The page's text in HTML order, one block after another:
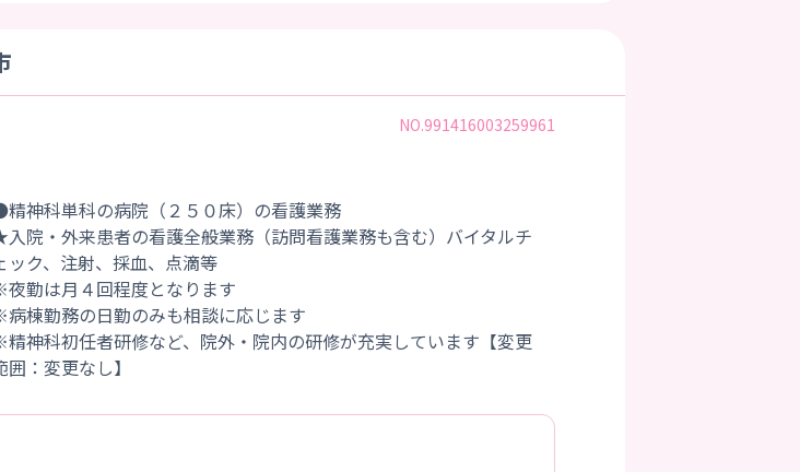
NO.991416003259961
神科単科の病院（２５０床）の看護業務
院・外来患者の看護全般業務（訪問看護業務も含む）バイタルチ
ック、注射、採血、点滴等
勤は月４回程度となります
棟勤務の日勤のみも相談に応じます
神科初任者研修など、院外・院内の研修が充実しています【変更